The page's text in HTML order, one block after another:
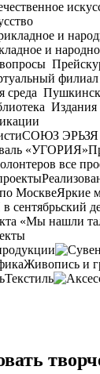
и
филиал
среда
Издания
СОЮЗ
«УГОРИЯ»
все
МосквеЯркие
сентябрьский
«Мы нашли
Живопись и
Текстиль